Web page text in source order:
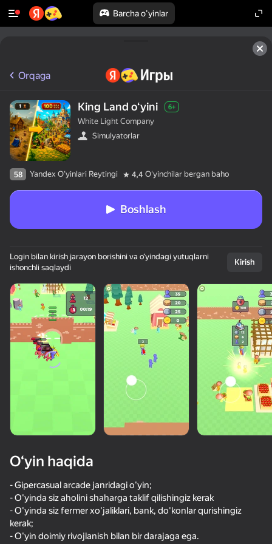
Barcha o'yinlar
Тайна Убийства 2 Онлайн
61
Майнкрафт Дробилка
73
Orqaga
King Land oʻyini 6+
White Light Company
Simulyatorlar
58 Yandex O'yinlari Reytingi 4,4 Oʻyinchilar bergan baho
Boshlash
Login bilan kirish jarayon borishini va o‘yindagi yutuqlarni
ishonchli saqlaydi
Kirish
O‘yin haqida
- Gipercasual arcade janridagi o'yin;
- O'yinda siz aholini shaharga taklif qilishingiz kerak
- O'yinda siz fermer xo'jaliklari, bank, do'konlar qurishingiz
kerak;
- O'yin doimiy rivojlanish bilan bir darajaga ega.